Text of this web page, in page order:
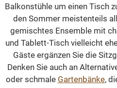
Balkonstühle um einen Tisch
den Sommer meistenteils
gemischtes Ensemble mit
und Tablett-Tisch vielleicht
Gäste ergänzen Sie die
Denken Sie auch an
oder schmale Gartenbänke,